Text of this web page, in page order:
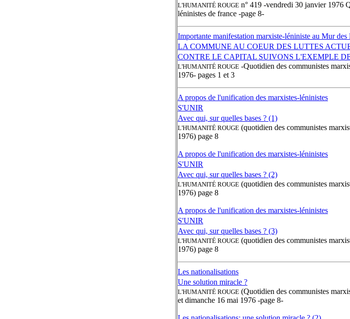
L'HUMANITÉ ROUGE n° 419 -vendredi 30 janvier 1976
léninistes de france -page 8-
Importante manifestation marxiste-léniniste au Mur des
LA COMMUNE AU COEUR DES LUTTES
CONTRE LE CAPITAL SUIVONS L'EXEMPLE
L'HUMANITÉ ROUGE -Quotidien des communistes
1976- pages 1 et 3
A propos de l'unification des marxistes-léninistes
S'UNIR
Avec qui, sur quelles bases ? (1)
L'HUMANITÉ ROUGE (quotidien des communistes
1976) page 8
A propos de l'unification des marxistes-léninistes
S'UNIR
Avec qui, sur quelles bases ? (2)
L'HUMANITÉ ROUGE (quotidien des communistes
1976) page 8
A propos de l'unification des marxistes-léninistes
S'UNIR
Avec qui, sur quelles bases ? (3)
L'HUMANITÉ ROUGE (quotidien des communistes
1976) page 8
Les nationalisations
Une solution miracle ?
L'HUMANITÉ ROUGE (Quotidien des communistes
et dimanche 16 mai 1976 -page 8-